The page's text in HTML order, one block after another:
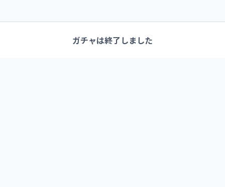
ガチャは終了しました